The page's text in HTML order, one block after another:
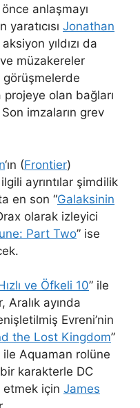
anlaşmayı
yaratıcısı Jonathan
yıldızı da
müzakereler
olan bağları
Son imzaların grev
‘ın (Frontier)
ayrıntılar şimdilik
en son “Galaksinin
olarak izleyici
Part Two” ise
ve Öfkeli 10” ile
Aralık ayında
Evreni’nin
the Lost Kingdom”
ile Aquaman rolüne
karakterle DC
etmek için James